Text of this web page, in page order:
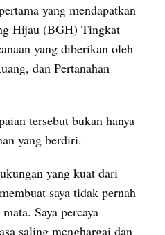
yang mendapatkan
Hijau (BGH) Tingkat
yang diberikan oleh
dan Pertanahan
tersebut bukan hanya
yang berdiri.
yang kuat dari
saya tidak pernah
Saya percaya
saling menghargai dan